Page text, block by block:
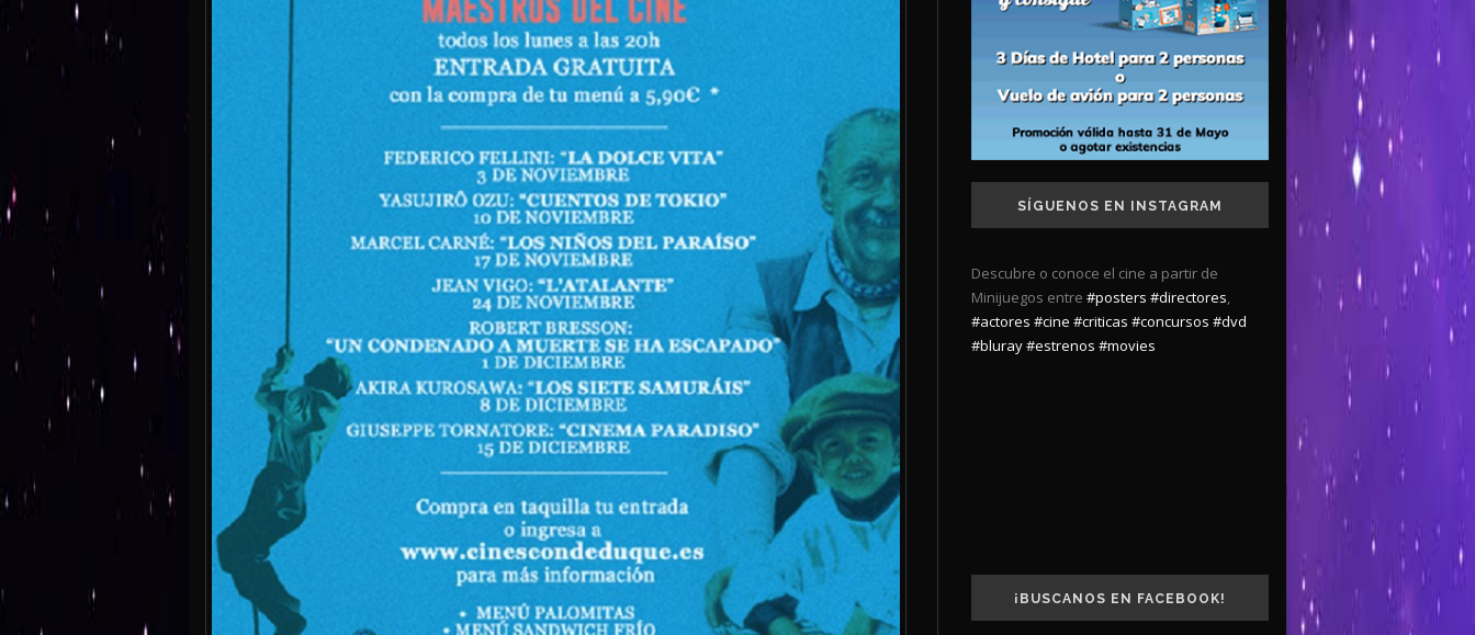
SÍGUENOS EN INSTAGRAM
Descubre o conoce el cine a partir de
Minijuegos entre #posters #directores,
#actores #cine #criticas #concursos #dvd
#bluray#estrenos #movies
¡BUSCANOS EN FACEBOOK!